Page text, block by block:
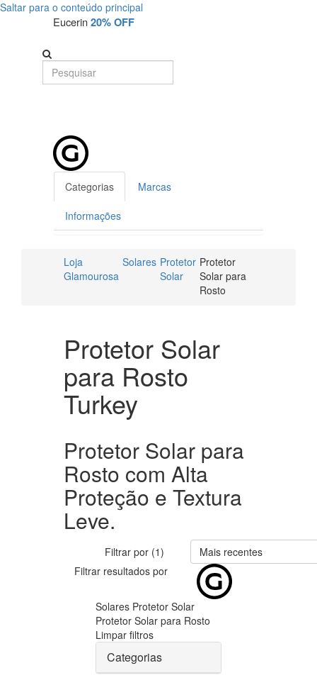
Saltar para o conteúdo principal
Eucerin20% OFF
Categorias Marcas
Informações
Loja
Glamourosa
Solares Protetor
Solar
Protetor
Solar para
Rosto
Protetor Solar
para Rosto
Turkey
Protetor Solar para
Rosto com Alta
Proteção e Textura
Leve.
Filtrar por (1)
Mais recentes
Filtrar resultados por
Solares Protetor Solar
Protetor Solar para Rosto
Limpar filtros
Categorias